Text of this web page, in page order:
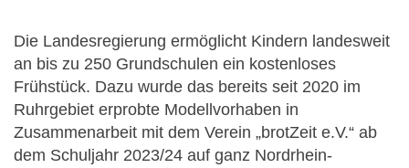
Die Landesregierung ermöglicht Kindern landesweit
an bis zu 250 Grundschulen ein kostenloses
Frühstück. Dazu wurde das bereits seit 2020 im
Ruhrgebiet erprobte Modellvorhaben in
Zusammenarbeit mit dem Verein „brotZeit e.V.“ ab
dem Schuljahr 2023/24 auf ganz Nordrhein-